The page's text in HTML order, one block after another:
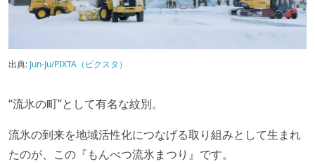
出典: Jun-Ju/PIXTA（ピクスタ）
“流氷の町”として有名な紋別。
流氷の到来を地域活性化につなげる取り組みとして生まれ
たのが、この『もんべつ流氷まつり』です。